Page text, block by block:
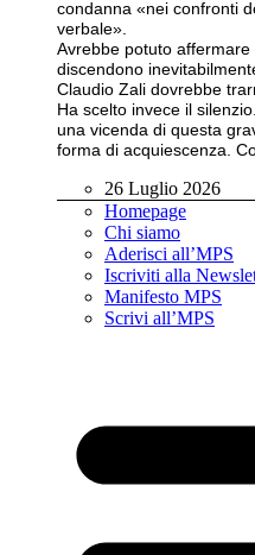
condanna «nei confronti
verbale».
Avrebbe potuto
discendono
Claudio Zali dovrebbe
Ha scelto invece il
una vicenda di questa
forma di acquiescenza.
26 Luglio 2026
Homepage
Chi siamo
Aderisci all’MPS
Iscriviti alla
Manifesto MPS
Scrivi all’MPS